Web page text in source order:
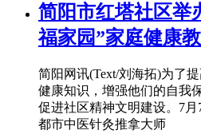
简阳市红塔社区举
福家园”家庭健康
简阳网讯(Text/刘海拓)为了
健康知识，增强他们的自我
促进社区精神文明建设。7
都市中医针灸推拿大师